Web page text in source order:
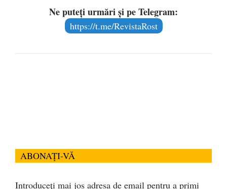
Ne puteți urmări și pe Telegram:
https://t.me/RevistaRost
ABONAȚI-VĂ
Introduceți mai jos adresa de email pentru a primi